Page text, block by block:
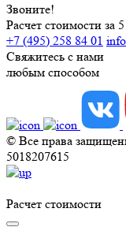
Звоните!
Расчет стоимости за
+7 (495) 258 84 01
Свяжитесь с нами
любым способом
© Все права
5018207615
Расчет стоимости